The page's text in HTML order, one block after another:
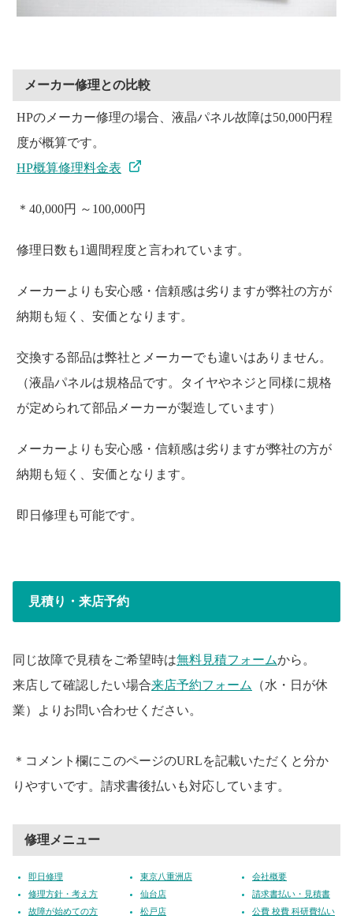
メーカー修理との比較
HPのメーカー修理の場合、液晶パネル故障は50,000円程
度が概算です。
HP概算修理料金表
＊40,000円 ～100,000円
修理日数も1週間程度と言われています。
メーカーよりも安心感・信頼感は劣りますが弊社の方が
納期も短く、安価となります。
交換する部品は弊社とメーカーでも違いはありません。
（液晶パネルは規格品です。タイヤやネジと同様に規格
が定められて部品メーカーが製造しています）
メーカーよりも安心感・信頼感は劣りますが弊社の方が
納期も短く、安価となります。
即日修理も可能です。
見積り・来店予約
同じ故障で見積をご希望時は無料見積フォームから。
来店して確認したい場合来店予約フォーム
（水・日が休
業）よりお問い合わせください。
＊コメント欄にこのページのURLを記載いただくと分か
りやすいです。請求書後払いも対応しています。
修理メニュー
即日修理
修理方針・考え方
故障が始めての方
東京八重洲店
仙台店
松戸店
会社概要
請求書払い・見積書
公費 校費 科研費払い